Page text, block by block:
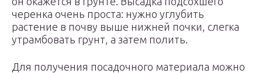
черенка очень проста: нужно углубить
растение в почву выше нижней почки, слегка
утрамбовать грунт, а затем полить.
Для получения посадочного материала можно